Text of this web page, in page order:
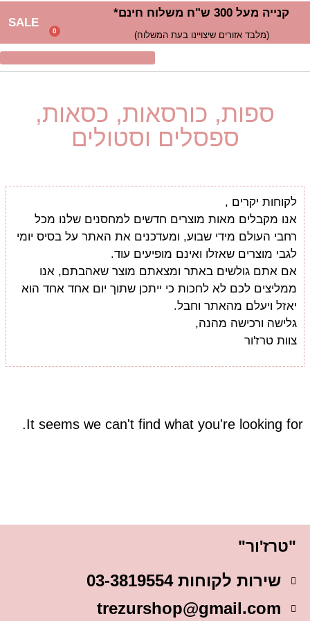
קנייה מעל 300 ש"ח משלוח חינם*
(מלבד אזורים שיצויינו בעת המשלוח) 0
SALE
ספות, כורסאות, כסאות,
ספסלים וסטולים
לקוחות יקרים ,
אנו מקבלים מאות מוצרים חדשים למחסנים שלנו מכל
רחבי העולם מידי שבוע, ומעדכנים את האתר על בסיס יומי
לגבי מוצרים שאזלו ואינם מופיעים עוד.
אם אתם גולשים באתר ומצאתם מוצר שאהבתם, אנו
ממליצים לכם לא לחכות כי ייתכן שתוך יום אחד אחד הוא
יאזל ויעלם מהאתר וחבל.
גלישה ורכישה מהנה,
צוות טרז'ור
It seems we can't find what you're looking for.
"טרז'ור"
שירות לקוחות 03-3819554
trezurshop@gmail.com